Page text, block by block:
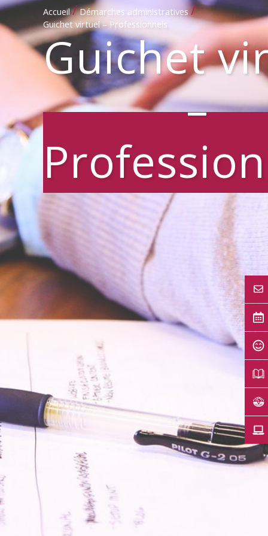
Accueil / Démarches administratives /
Guichet virtuel – Professionnels
Guichet
–